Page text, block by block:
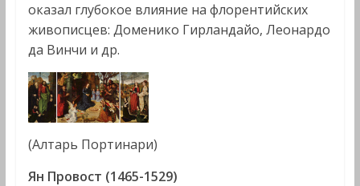
оказал глубокое влияние на флорентийских
живописцев: Доменико Гирландайо, Леонардо
да Винчи и др.
(Алтарь Портинари)
Ян Провост (1465-1529)